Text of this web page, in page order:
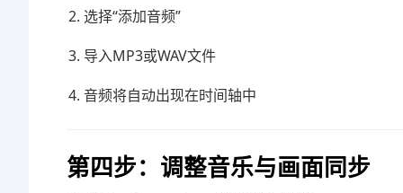
选择“添加音频”
导入MP3或WAV文件
音频将自动出现在时间轴中
第四步：调整音乐与画面同步